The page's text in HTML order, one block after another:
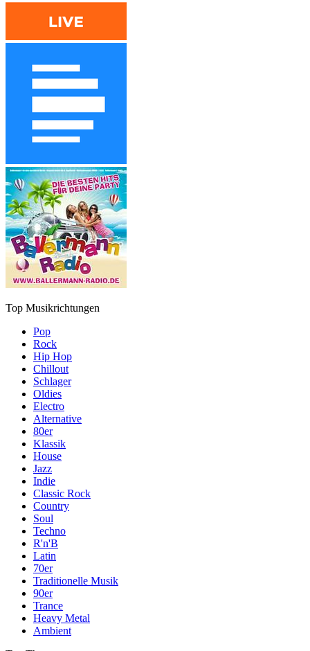
Top Musikrichtungen
Pop
Rock
Hip Hop
Chillout
Schlager
Oldies
Electro
Alternative
80er
Klassik
House
Jazz
Indie
Classic Rock
Country
Soul
Techno
R'n'B
Latin
70er
Traditionelle Musik
90er
Trance
Heavy Metal
Ambient